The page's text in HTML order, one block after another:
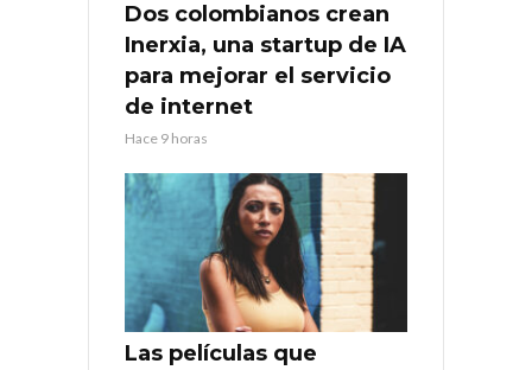
Dos colombianos crean
Inerxia, una startup de IA
para mejorar el servicio
de internet
Hace 9 horas
Las películas que